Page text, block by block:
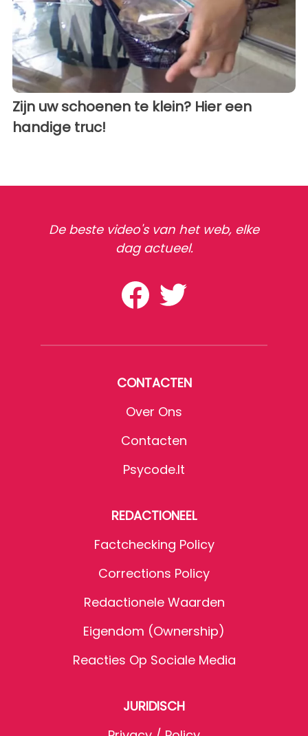
Zijn uw schoenen te klein? Hier een
handige truc!
De beste video's van het web, elke
dag actueel.
CONTACTEN
Over Ons
Contacten
Psycode.it
REDACTIONEEL
Factchecking Policy
Corrections Policy
Redactionele Waarden
Eigendom (Ownership)
Reacties Op Sociale Media
JURIDISCH